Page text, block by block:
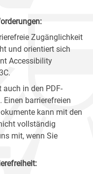
Zugänglichkeit
und orientiert sich
Accessibility
in den PDF-
Einen barrierefreien
kann mit den
vollständig
mit, wenn Sie